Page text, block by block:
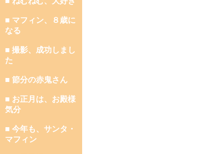
■ マフィン、８歳に
なる
■ 撮影、成功しまし
た
■ 節分の赤鬼さん
■ お正月は、お殿様
気分
■ 今年も、サンタ・
マフィン